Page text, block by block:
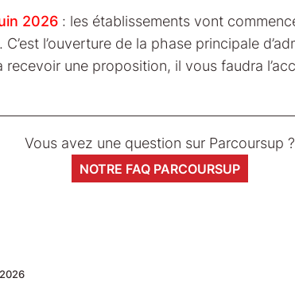
2026 : les établissements vont
l’ouverture de la phase principale
une proposition, il vous faudra
Vous avez une question sur Parcoursup ?
NOTRE FAQ PARCOURSUP